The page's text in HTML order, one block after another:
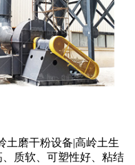
土磨干粉设备|高岭土生
质软、可塑性好、粘结